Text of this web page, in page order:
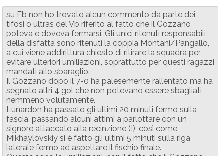
su Fb non ho trovato alcun commento da parte dei
tifosi o ultras del Vb riferito al fatto che il Gozzano
poteva e doveva fermarsi. Gli unici ritenuti responsabili
della disfatta sono ritenuti la coppia Montani/Pangallo,
a cui viene addirittura chiesto di ritirare la squadra per
evitare ulteriori umiliazioni, soprattutto per questi ragazzi
mandati allo sbaraglio.
Il Gozzano dopo il 7-0 ha palesemente rallentato ma ha
segnato altri 4 gol che non potevano essere sbagliati
nemmeno volutamente.
Lunardon ha passato gli ultimi 20 minuti fermo sulla
fascia, passando alcuni attimi a parlottare con un
signore attaccato alla recinzione (!), così come
Mikhaylovskiy si è fatto gli ultimi 5 minuti sulla riga
laterale fermo ad aspettare il fischio finale.